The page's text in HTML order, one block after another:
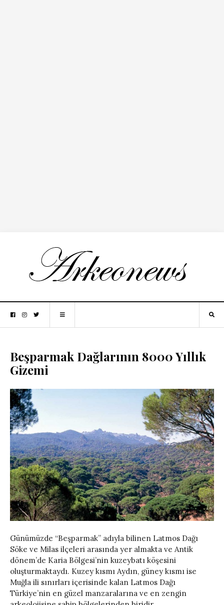
Beşparmak Dağlarının 8000 Yıllık
Gizemi
Günümüzde “Beşparmak” adıyla bilinen Latmos Dağı
Söke ve Milas ilçeleri arasında yer almakta ve Antik
dönem’de Karia Bölgesi’nin kuzeybatı köşesini
oluşturmaktaydı. Kuzey kısmı Aydın, güney kısmı ise
Muğla ili sınırları içerisinde kalan Latmos Dağı
Türkiye’nin en güzel manzaralarına ve en zengin